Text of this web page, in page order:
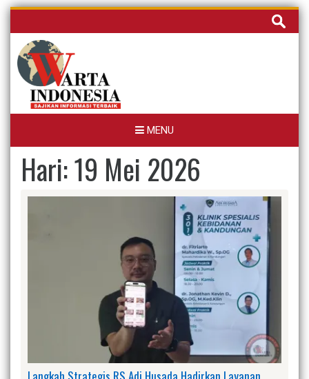
Skip
content
Cari
untuk:
MENU
Hari:19 Mei 2026